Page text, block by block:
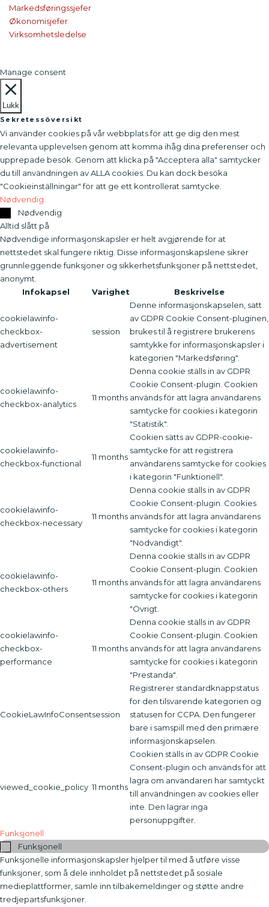
Markedsføringssjefer
Økonomisjefer
Virksomhetsledelse
Manage consent
Lukk
Sekretessöversikt
Vi använder cookies på vår webbplats för att ge dig den mest
relevanta upplevelsen genom att komma ihåg dina preferenser och
upprepade besök. Genom att klicka på "Acceptera alla" samtycker
du till användningen av ALLA cookies. Du kan dock besöka
"Cookieinställningar" för att ge ett kontrollerat samtycke.
Nødvendig
Nødvendig
Alltid slått på
Nødvendige informasjonskapsler er helt avgjørende for at
nettstedet skal fungere riktig. Disse informasjonskapslene sikrer
grunnleggende funksjoner og sikkerhetsfunksjoner på nettstedet,
anonymt.
Infokapsel
Varighet Beskrivelse
cookielawinfo-
checkbox-
advertisement
session
Denne informasjonskapselen, satt
av GDPR Cookie Consent-pluginen,
brukes til å registrere brukerens
samtykke for informasjonskapsler i
kategorien "Markedsføring".
cookielawinfo-
checkbox-analytics
11 months
Denna cookie ställs in av GDPR
Cookie Consent-plugin. Cookien
används för att lagra användarens
samtycke för cookies i kategorin
"Statistik".
cookielawinfo-
checkbox-functional
11 months
Cookien sätts av GDPR-cookie-
samtycke för att registrera
användarens samtycke för cookies
i kategorin "Funktionell".
cookielawinfo-
checkbox-necessary
11 months
Denna cookie ställs in av GDPR
Cookie Consent-plugin. Cookies
används för att lagra användarens
samtycke för cookies i kategorin
"Nödvändigt".
cookielawinfo-
checkbox-others
11 months
Denna cookie ställs in av GDPR
Cookie Consent-plugin. Cookien
används för att lagra användarens
samtycke för cookies i kategorin
"Övrigt.
cookielawinfo-
checkbox-
performance
11 months
Denna cookie ställs in av GDPR
Cookie Consent-plugin. Cookien
används för att lagra användarens
samtycke för cookies i kategorin
"Prestanda".
CookieLawInfoConsentsession
Registrerer standardknappstatus
for den tilsvarende kategorien og
statusen for CCPA. Den fungerer
bare i samspill med den primære
informasjonskapselen.
viewed_cookie_policy 11 months
Cookien ställs in av GDPR Cookie
Consent-plugin och används för att
lagra om användaren har samtyckt
till användningen av cookies eller
inte. Den lagrar inga
personuppgifter.
Funksjonell
Funksjonell
Funksjonelle informasjonskapsler hjelper til med å utføre visse
funksjoner, som å dele innholdet på nettstedet på sosiale
medieplattformer, samle inn tilbakemeldinger og støtte andre
tredjepartsfunksjoner.